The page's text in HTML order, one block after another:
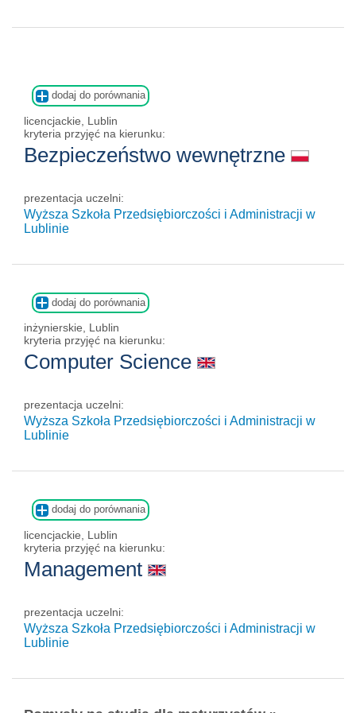
dodaj do porównania
licencjackie, Lublin
kryteria przyjęć na kierunku:
Bezpieczeństwo wewnętrzne
prezentacja uczelni:
Wyższa Szkoła Przedsiębiorczości i Administracji w
Lublinie
dodaj do porównania
inżynierskie, Lublin
kryteria przyjęć na kierunku:
Computer Science
prezentacja uczelni:
Wyższa Szkoła Przedsiębiorczości i Administracji w
Lublinie
dodaj do porównania
licencjackie, Lublin
kryteria przyjęć na kierunku:
Management
prezentacja uczelni:
Wyższa Szkoła Przedsiębiorczości i Administracji w
Lublinie